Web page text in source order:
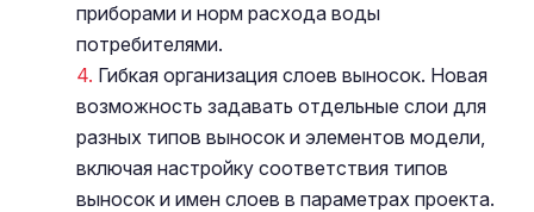
приборами и норм расхода воды
потребителями.
Гибкая организация слоев выносок. Новая
возможность задавать отдельные слои для
разных типов выносок и элементов модели,
включая настройку соответствия типов
выносок и имен слоев в параметрах проекта.